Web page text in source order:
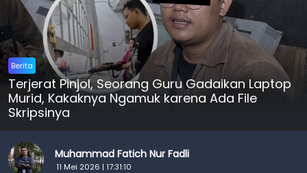
Berita
Terjerat Pinjol, Seorang Guru Gadaikan Laptop
Murid, Kakaknya Ngamuk karena Ada File
Skripsinya
Muhammad Fatich Nur Fadli
11 Mei 2026 | 17:31:10